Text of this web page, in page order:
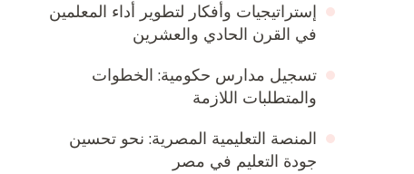
إستراتيجيات وأفكار لتطوير أداء المعلمين
في القرن الحادي والعشرين
تسجيل مدارس حكومية: الخطوات
والمتطلبات اللازمة
المنصة التعليمية المصرية: نحو تحسين
جودة التعليم في مصر